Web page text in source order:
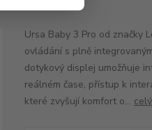
Ursa Baby 3 Pro od značky
ovládání s plně
dotykový displej umožňuje
reálném čase, přístup k
které zvyšují komfort o...